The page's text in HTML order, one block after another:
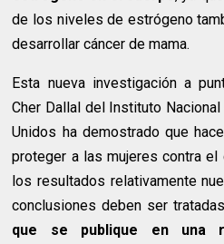
de los niveles de estrógeno
desarrollar cáncer de mama.
Esta nueva investigación a
Cher Dallal del Instituto
Unidos ha demostrado que
proteger a las mujeres contra el
los resultados relativamente
conclusiones deben ser
que se publique en una